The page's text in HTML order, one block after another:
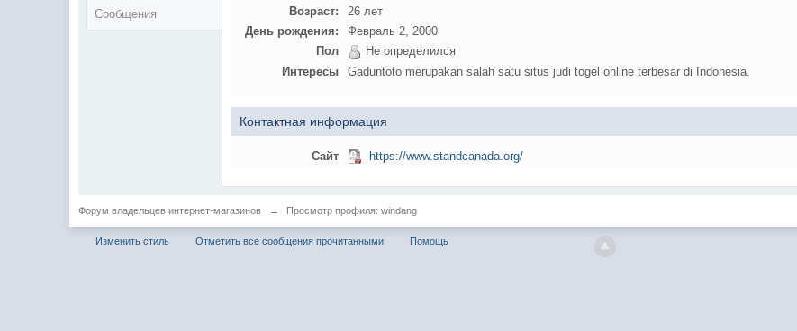
Сообщения
Возраст:
26 лет
День рождения:
Февраль 2, 2000
Пол
Не определился
Интересы
Gaduntoto merupakan salah satu situs judi togel online terbesar di Indonesia.
Контактная информация
Сайт https://www.standcanada.org/
Форум владельцев интернет-магазинов → Просмотр профиля: windang
Изменить стиль Отметить все сообщения прочитанными Помощь